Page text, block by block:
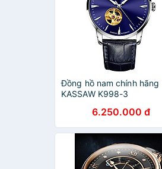
Đồng hồ nam chính hãng
KASSAW K998-3
6.250.000 đ